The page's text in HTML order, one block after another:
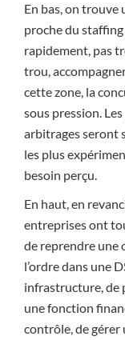
En bas, on trouve
proche du
rapidement, pas
trou,
cette zone, la
sous pression.
arbitrages seront
les plus
besoin perçu.
En haut, en
entreprises ont
de reprendre une
l’ordre dans une
infrastructure, de
une fonction
contrôle, de